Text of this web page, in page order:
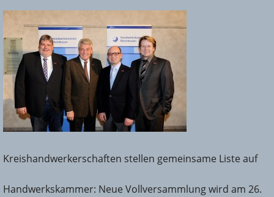
Kreishandwerkerschaften stellen gemeinsame Liste auf
Handwerkskammer: Neue Vollversammlung wird am 26.